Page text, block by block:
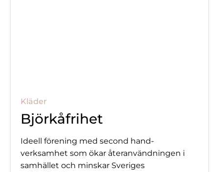
Kläder
Björkåfrihet
Ideell förening med second hand-
verksamhet som ökar återanvändningen i
samhället och minskar Sveriges